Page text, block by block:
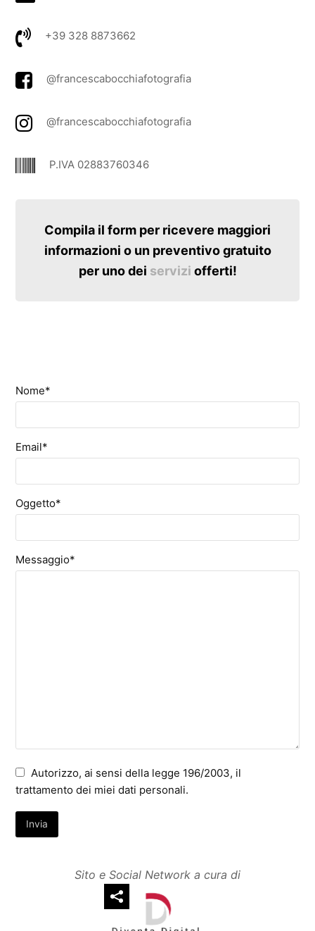
+39 328 8873662
@francescabocchiafotografia
@francescabocchiafotografia
P.IVA 02883760346
Compila il form per ricevere maggiori
informazioni o un preventivo gratuito
per uno dei servizi offerti!
Nome*
Email*
Oggetto*
Messaggio*
Autorizzo, ai sensi della legge 196/2003, il
trattamento dei miei dati personali.
Sito e Social Network a cura di